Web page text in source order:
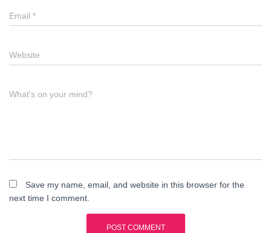
Email *
Website
What's on your mind?
Save my name, email, and website in this browser for the
next time I comment.